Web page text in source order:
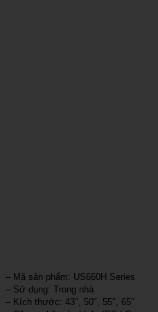
– Mã sản phẩm: US660H Series
– Sử dụng: Trong nhà
– Kích thước: 43″, 50″, 55″, 65″